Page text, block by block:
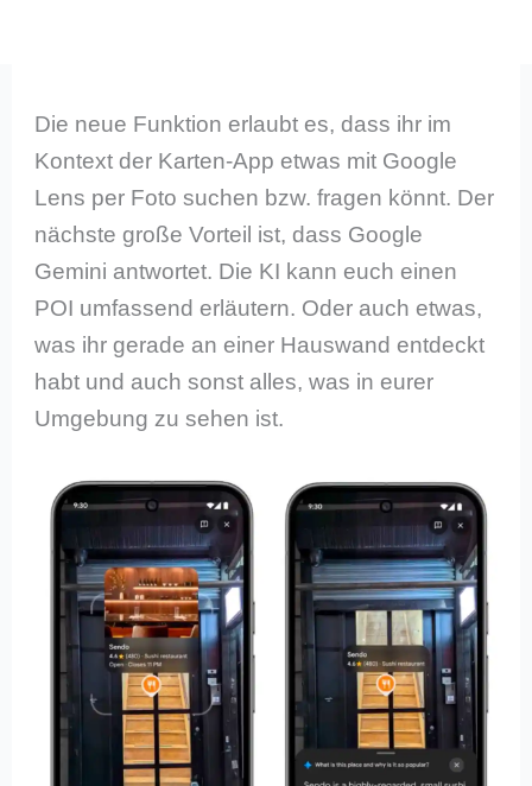
Die neue Funktion erlaubt es, dass ihr im
Kontext der Karten-App etwas mit Google
Lens per Foto suchen bzw. fragen könnt. Der
nächste große Vorteil ist, dass Google
Gemini antwortet. Die KI kann euch einen
POI umfassend erläutern. Oder auch etwas,
was ihr gerade an einer Hauswand entdeckt
habt und auch sonst alles, was in eurer
Umgebung zu sehen ist.